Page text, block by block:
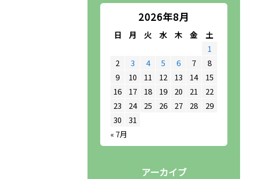
2026年8月
日 月 火 水 木 金
土
1
2
3 4 5 6 7
8
9
10 11 12 13 14
15
16
17 18 19 20 21
22
23
24 25 26 27 28
29
30
31
« 7月
アーカイブ